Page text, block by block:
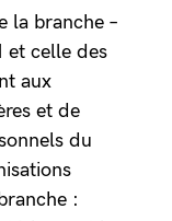
la branche –
et celle des
aux
et de
du
: